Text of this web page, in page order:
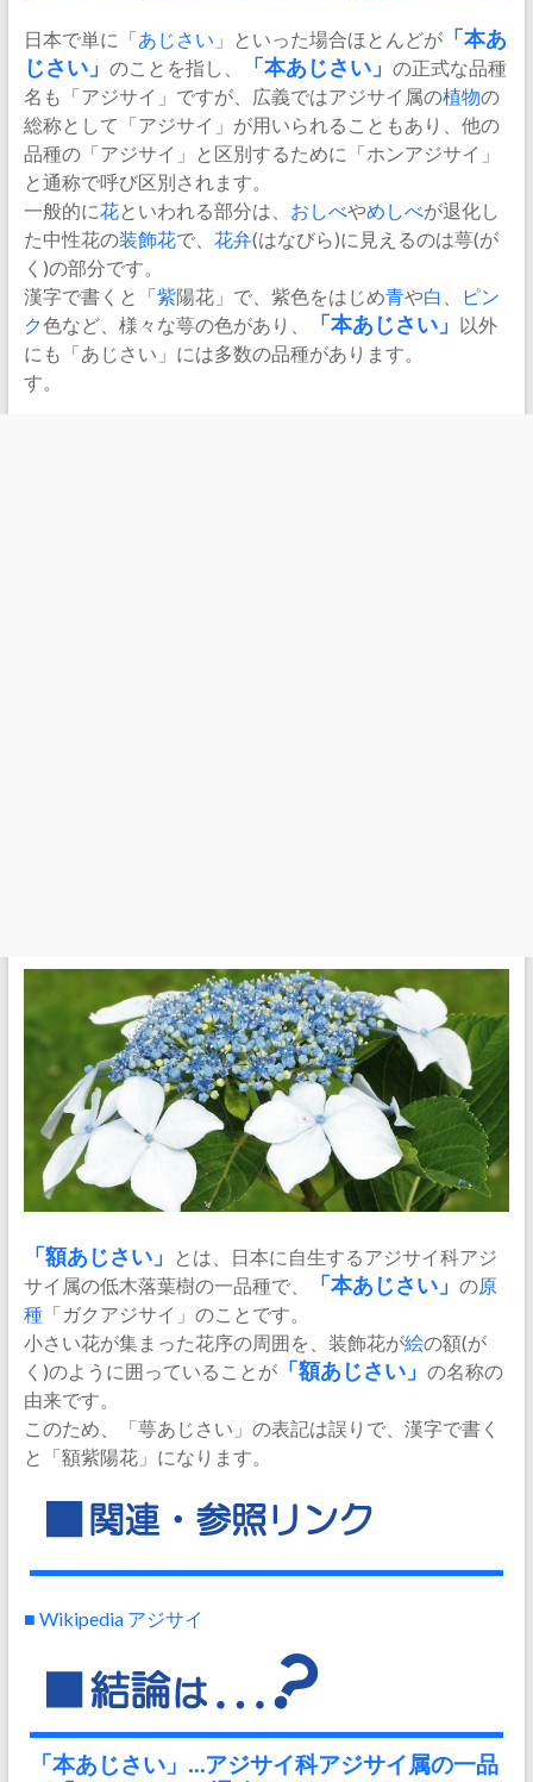
日本で単に「あじさい 」といった場合ほとんどが「本あ
じさい」 のことを指し、 「本あじさい」 の正式な品種
名も「アジサイ」ですが、広義ではアジサイ属の植物の
総称として「アジサイ」が用いられることもあり、他の
品種の「アジサイ」と区別するために「ホンアジサイ」
と通称で呼び区別されます。
一般的に花といわれる部分は、 おしべやめしべが退化し
た中性花の装飾花で、 花弁(はなびら)に見えるのは萼(が
く)の部分です。
漢字で書くと「紫陽花」で、紫色をはじめ青や白
ピン
ク色など、様々な萼の色があり、 「本あじさい」
以外
にも「あじさい」には多数の品種があります。
す。
「 額あじさい」
とは、日本に自生するアジサイ科アジ
サイ属の低木落葉樹の一品種で、
「本あじさい」 の原
種「ガクアジサイ」のことです。
小さい花が集まった花序の周囲を、装飾花が絵の額(が
く)のように囲っていることが「額あじさい」 の名称の
由来です。
このため、「萼あじさい」の表記は誤りで、漢字で書く
と「額紫陽花」になります。
■ Wikipedia アジサイ
「本あじさい」…アジサイ科アジサイ属の一品